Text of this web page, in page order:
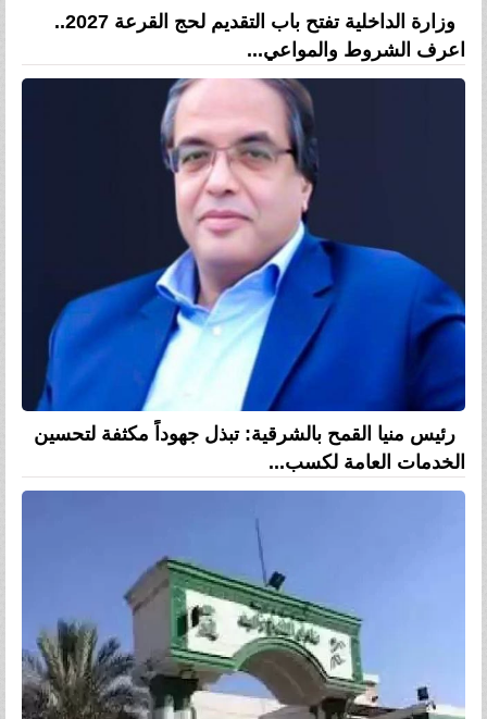
وزارة الداخلية تفتح باب التقديم لحج القرعة 2027..
اعرف الشروط والمواعي...
رئيس منيا القمح بالشرقية: تبذل جهوداً مكثفة لتحسين
الخدمات العامة لكسب...